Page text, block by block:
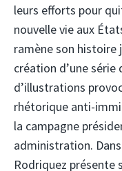
leurs efforts pour
nouvelle vie aux
ramène son histoire
création d’une
d’illustrations
rhétorique anti-
la campagne
administration.
Rodriquez présente